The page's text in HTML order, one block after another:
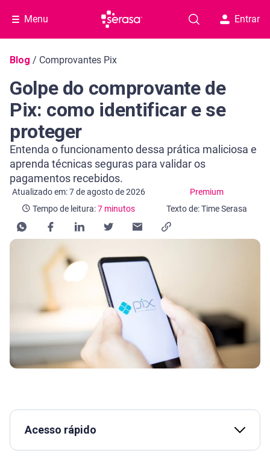
Menu Entrar
Navegação do blog
Blog / Comprovantes Pix
Golpe do comprovante de
Pix: como identificar e se
proteger
Entenda o funcionamento dessa prática maliciosa e
aprenda técnicas seguras para validar os
pagamentos recebidos.
Atualizado em: 7 de agosto de 2026 Premium
Categoria Premium
Tempo de leitura:7 minutos
Tempo de leitura: 7 minutos
Texto de: Time Serasa
Acesso rápido